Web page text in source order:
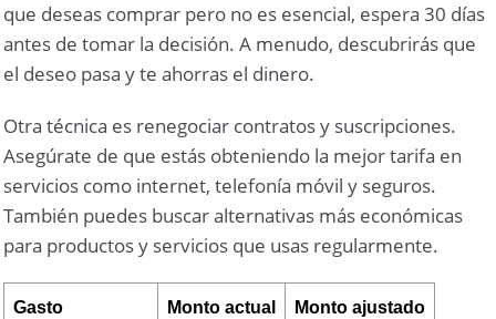
que deseas comprar pero no es esencial, espera 30 días
antes de tomar la decisión. A menudo, descubrirás que
el deseo pasa y te ahorras el dinero.
Otra técnica es renegociar contratos y suscripciones.
Asegúrate de que estás obteniendo la mejor tarifa en
servicios como internet, telefonía móvil y seguros.
También puedes buscar alternativas más económicas
para productos y servicios que usas regularmente.
Gasto Monto actual Monto ajustado